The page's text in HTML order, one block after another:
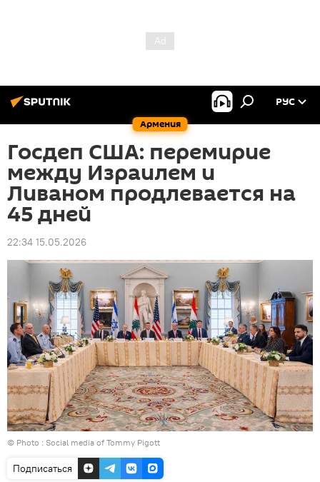
Армения
РУС
Госдеп США: перемирие
между Израилем и
Ливаном продлевается на
45 дней
22:34 15.05.2026
© Photo : Social media of Tommy Pigott
Подписаться